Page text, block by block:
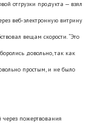
отгрузки продукта — взял
веб-электронную витрину
вещам скорости. “Это
довольно, так как
простым, и не было
пожертвования